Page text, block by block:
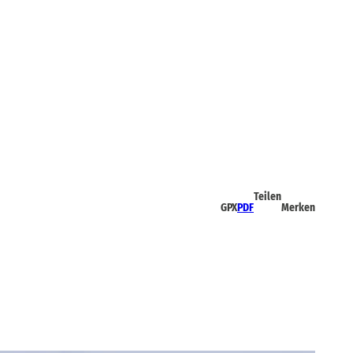
GPXPDF
Teilen
Merken